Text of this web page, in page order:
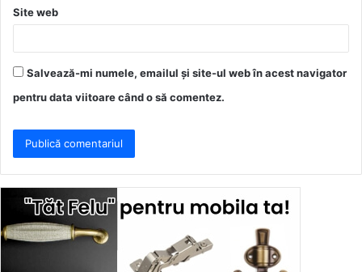
Site web
Salvează-mi numele, emailul și site-ul web în acest navigator
pentru data viitoare când o să comentez.